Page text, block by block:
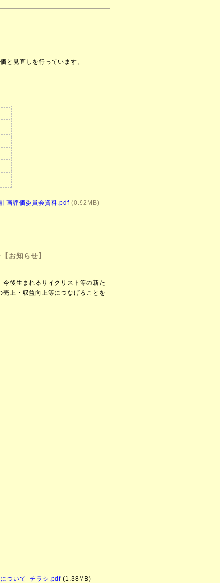
と見直しを行っています。
画評価委員会資料.pdf (0.92MB)
お知らせ】
後生まれるサイクリスト等の新た
上・収益向上等につなげることを
ついて_チラシ.pdf (1.38MB)